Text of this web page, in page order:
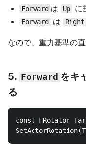
Forward は Up に
Forward は Right
なので、重力基準の
5. Forward をキ
る
const FRotator